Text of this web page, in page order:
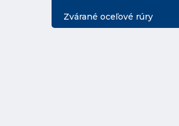
Zvárané oceľové rúry